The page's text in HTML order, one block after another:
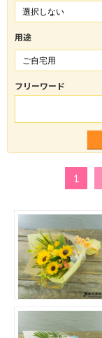
用途
フリーワード
1